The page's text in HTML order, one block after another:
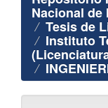
Nacional de
Tesis de
Instituto